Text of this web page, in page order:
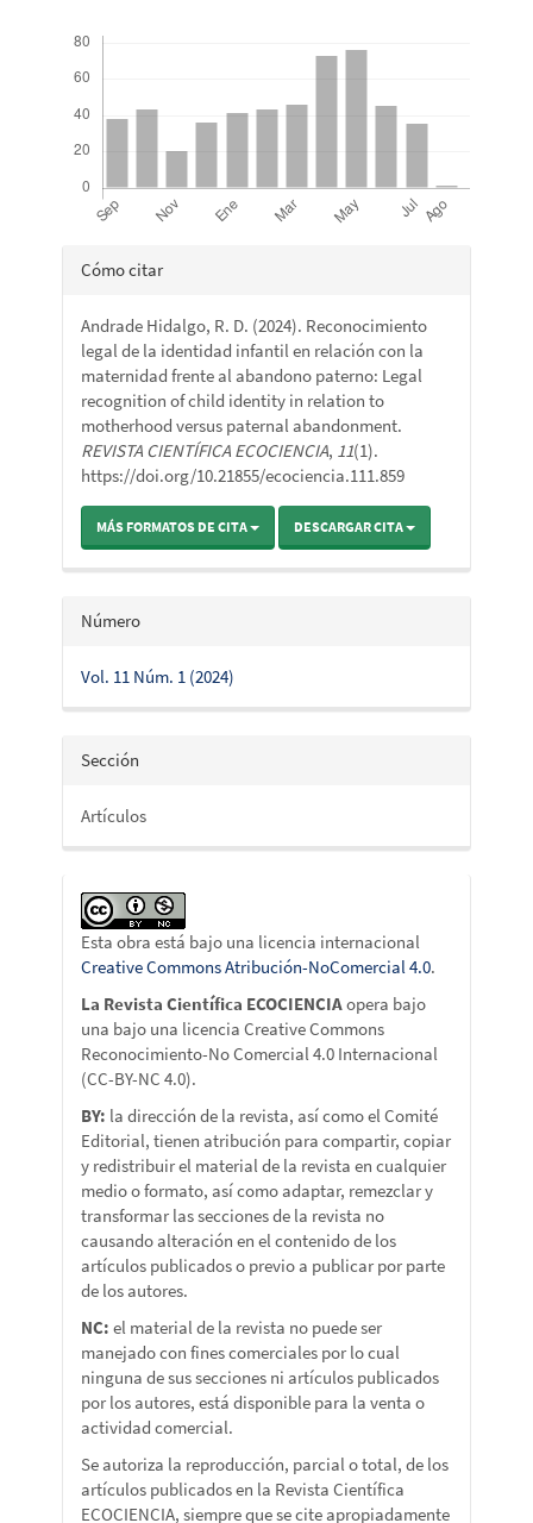
Detalles
artículo
Cómo citar
Andrade Hidalgo, R. D. (2024). Reconocimiento
legal de la identidad infantil en relación con la
maternidad frente al abandono paterno: Legal
recognition of child identity in relation to
motherhood versus paternal abandonment.
REVISTA CIENTÍFICA ECOCIENCIA, 11(1).
https://doi.org/10.21855/ecociencia.111.859
MÁS FORMATOS DE CITA DESCARGAR CITA
Número
Vol. 11 Núm. 1 (2024)
Sección
Artículos
Esta obra está bajo una licencia internacional
Creative Commons Atribución-NoComercial 4.0.
La Revista Científica ECOCIENCIAopera bajo
una bajo una licencia Creative Commons
Reconocimiento-No Comercial 4.0 Internacional
(CC-BY-NC 4.0).
BY: la dirección de la revista, así como el Comité
Editorial, tienen atribución para compartir, copiar
y redistribuir el material de la revista en cualquier
medio o formato, así como adaptar, remezclar y
transformar las secciones de la revista no
causando alteración en el contenido de los
artículos publicados o previo a publicar por parte
de los autores.
NC: el material de la revista no puede ser
manejado con fines comerciales por lo cual
ninguna de sus secciones ni artículos publicados
por los autores, está disponible para la venta o
actividad comercial.
Se autoriza la reproducción, parcial o total, de los
artículos publicados en la Revista Científica
ECOCIENCIA, siempre que se cite apropiadamente